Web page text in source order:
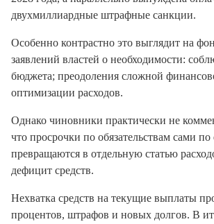
двухмиллиардные штрафные санкции.
Особенно контрастно это выглядит на
заявлений властей о необходимости:
бюджета; преодоления сложной
оптимизации расходов.
Однако чиновники практически не
что просрочки по обязательствам сами по
превращаются в отдельную статью
дефицит средств.
Нехватка средств на текущие выплаты
процентов, штрафов и новых долгов. В